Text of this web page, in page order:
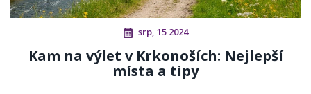
srp, 15 2024
Kam na výlet v Krkonoších: Nejlepší
místa a tipy